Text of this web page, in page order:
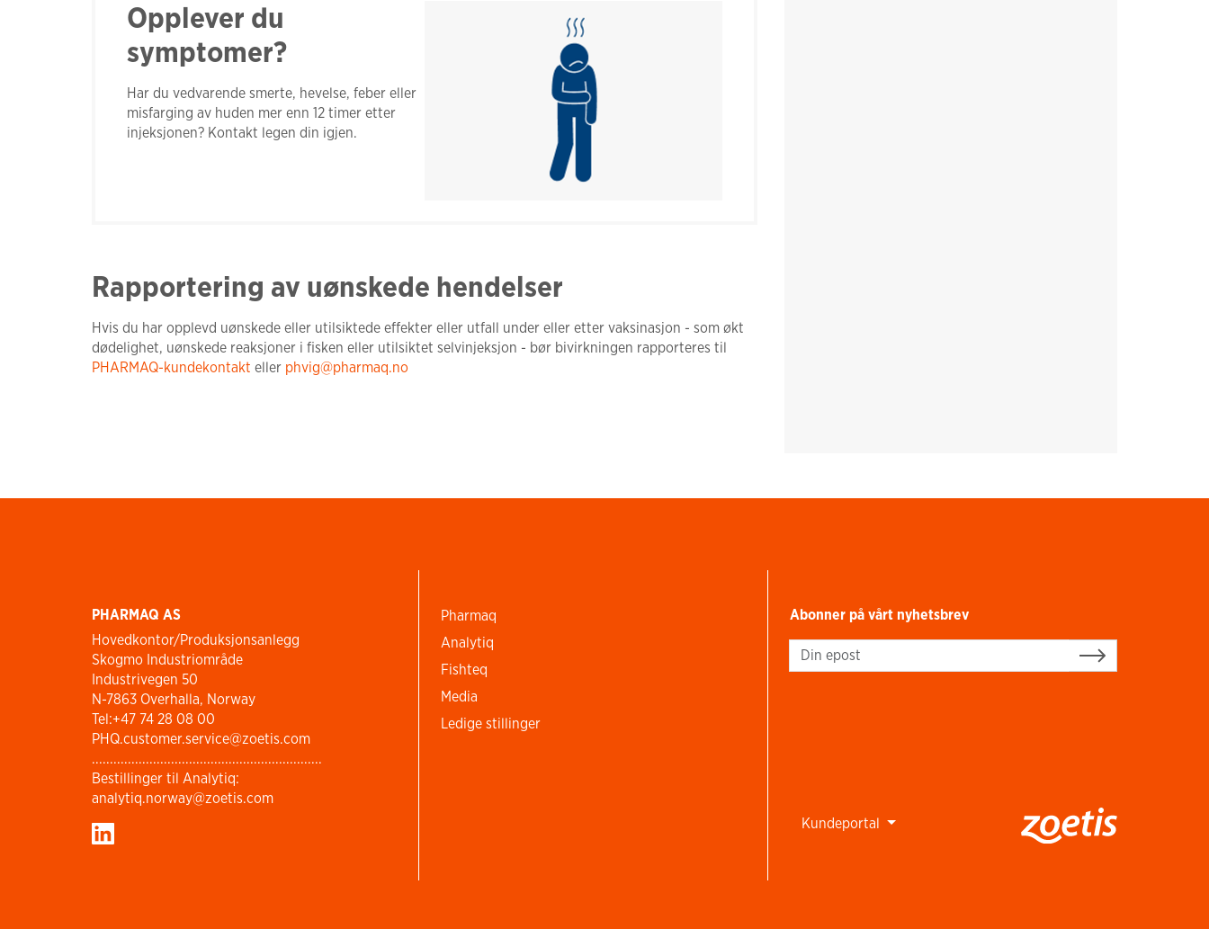
Opplever du
symptomer?
Har du vedvarende smerte, hevelse, feber eller
misfarging av huden mer enn 12 timer etter
injeksjonen? Kontakt legen din igjen.
Rapportering av uønskede hendelser
Hvis du har opplevd uønskede eller utilsiktede effekter eller utfall under eller etter vaksinasjon - som økt
dødelighet, uønskede reaksjoner i fisken eller utilsiktet selvinjeksjon - bør bivirkningen rapporteres til
PHARMAQ-kundekontakt eller phvig@pharmaq.no
PHARMAQ AS
Hovedkontor/Produksjonsanlegg
Skogmo Industriområde
Industrivegen 50
N-7863 Overhalla, Norway
Tel:+47 74 28 08 00
PHQ.customer.service@zoetis.com
................................................................
Bestillinger til Analytiq:
analytiq.norway@zoetis.com
Pharmaq
Analytiq
Fishteq
Media
Ledige stillinger
Abonner på vårt nyhetsbrev
Sign up
Kundeportal